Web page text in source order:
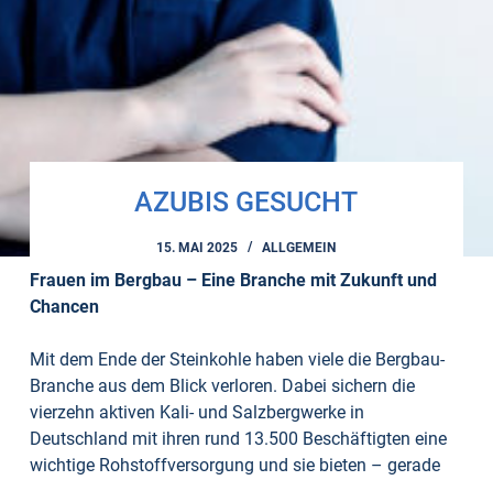
AZUBIS GESUCHT
15. MAI 2025 ALLGEMEIN
Frauen im Bergbau – Eine Branche mit Zukunft und
Chancen
Mit dem Ende der Steinkohle haben viele die Bergbau-
Branche aus dem Blick verloren. Dabei sichern die
vierzehn aktiven Kali- und Salzbergwerke in
Deutschland mit ihren rund 13.500 Beschäftigten eine
wichtige Rohstoffversorgung und sie bieten – gerade